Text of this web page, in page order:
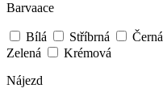
Barvaace
Bílá Stříbrná Černá
Zelená
Krémová
Nájezd